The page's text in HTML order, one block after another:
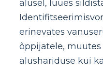
alusel, luues
erinevates
õppijatele,
alushariduse kui